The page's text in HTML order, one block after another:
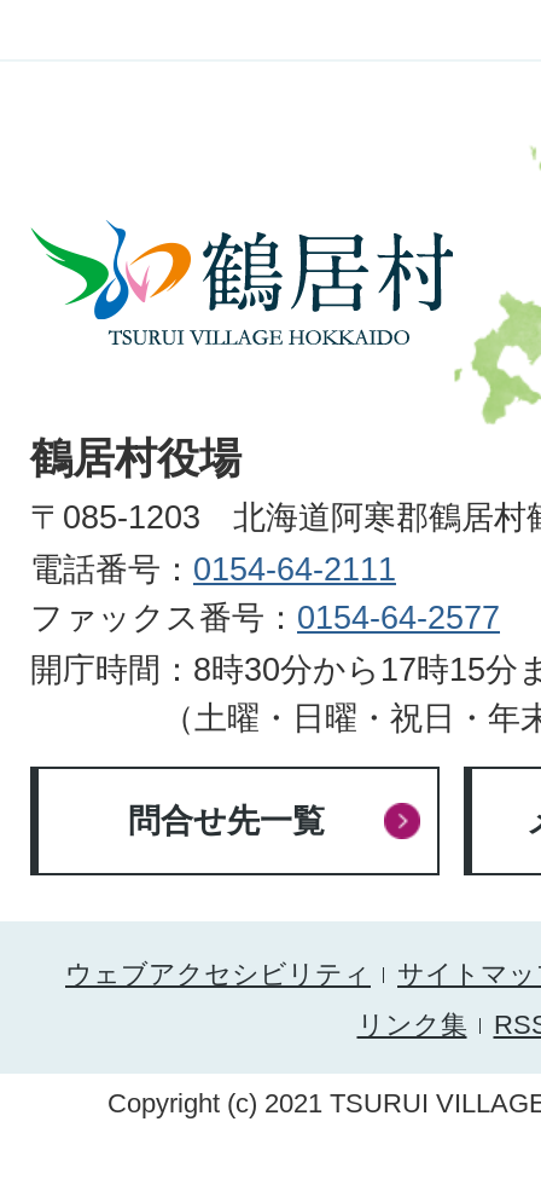
鶴
VILLAGE
HOKKAIDO
鶴居村役場
〒085-1203 北海道阿寒郡鶴居村
電話番号： 0154-64-2111
ファックス番号： 0154-64-2577
開庁時間：8時30分から17時15分
（土曜・日曜・祝日・年
問合せ先一覧
ウェブアクセシビリティ
サイトマ
リンク集
Copyright (c) 2021 TSURUI